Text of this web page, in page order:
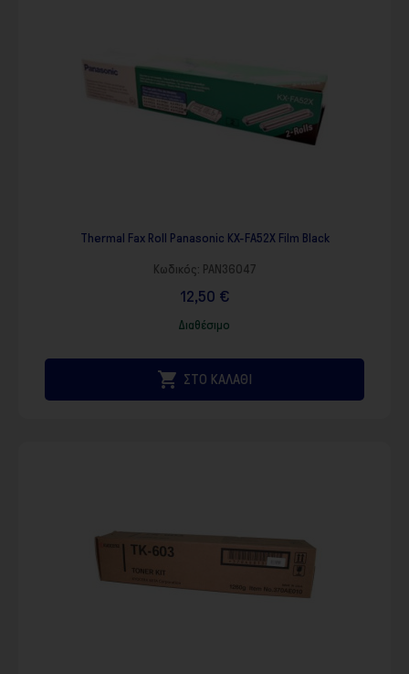
Thermal Fax Roll Panasonic KX-FA52X Film Black
Κωδικός: PAN36047
12,50 €
Διαθέσιμο
 ΣΤΟ ΚΑΛΑΘΙ